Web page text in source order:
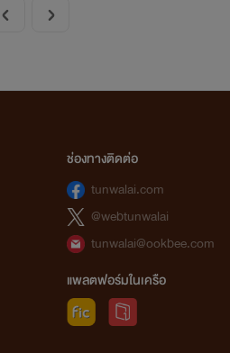
ช่องทางติดต่อ
tunwalai.com
@webtunwalai
tunwalai@ookbee.com
แพลตฟอร์มในเครือ